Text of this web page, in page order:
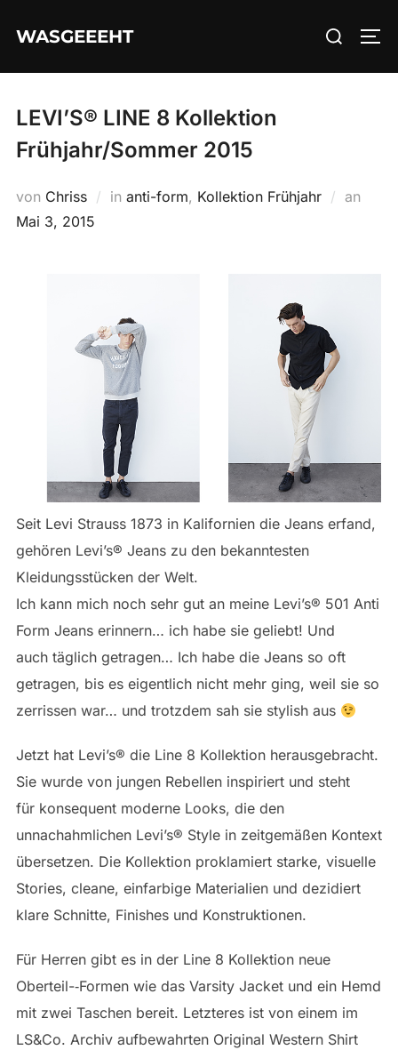
InhaltWASGEEEHT
Suchen
LEVI’S® LINE 8 Kollektion
Frühjahr/Sommer 2015
von Chriss in anti-form, Kollektion Frühjahr an
Mai 3, 2015
Seit Levi Strauss 1873 in Kalifornien die Jeans erfand,
gehören Levi’s® Jeans zu den bekanntesten
Kleidungsstücken der Welt.
Ich kann mich noch sehr gut an meine Levi’s® 501 Anti
Form Jeans erinnern… ich habe sie geliebt! Und
auch täglich getragen… Ich habe die Jeans so oft
getragen, bis es eigentlich nicht mehr ging, weil sie so
zerrissen war… und trotzdem sah sie stylish aus
Jetzt hat Levi’s® die Line 8 Kollektion herausgebracht.
Sie wurde von jungen Rebellen inspiriert und steht
für konsequent moderne Looks, die den
unnachahmlichen Levi’s® Style in zeitgemäßen Kontext
übersetzen. Die Kollektion proklamiert starke, visuelle
Stories, cleane, einfarbige Materialien und dezidiert
klare Schnitte, Finishes und Konstruktionen.
Für Herren gibt es in der Line 8 Kollektion neue
Oberteil-­‐Formen wie das Varsity Jacket und ein Hemd
mit zwei Taschen bereit. Letzteres ist von einem im
LS&Co. Archiv aufbewahrten Original Western Shirt